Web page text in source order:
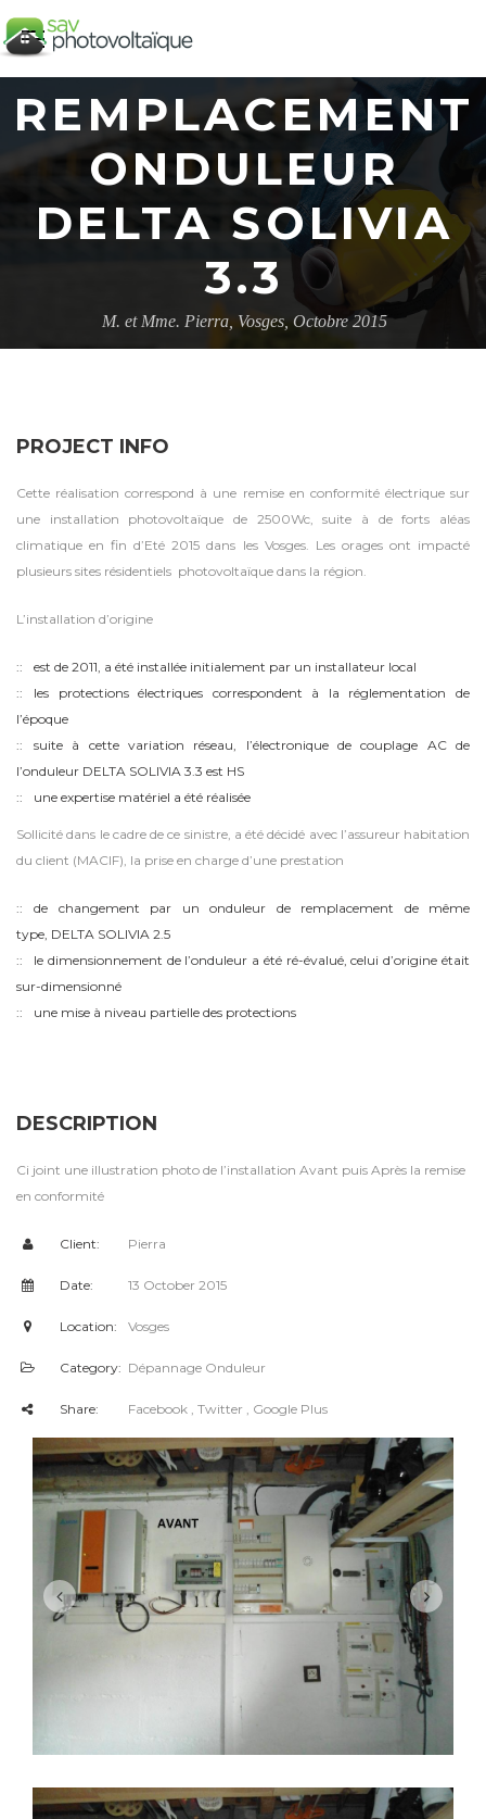
REMPLACEMENT
ONDULEUR
DELTA SOLIVIA
3.3
M. et Mme. Pierra, Vosges, Octobre 2015
PROJECT INFO
Cette réalisation correspond à une remise en conformité électrique sur
une installation photovoltaïque de 2500Wc, suite à de forts aléas
climatique en fin d’Eté 2015 dans les Vosges. Les orages ont impacté
plusieurs sites résidentiels photovoltaïque dans la région.
L’installation d’origine
est de 2011, a été installée initialement par un installateur local
les protections électriques correspondent à la réglementation de
l’époque
suite à cette variation réseau, l’électronique de couplage AC de
l’onduleur DELTA SOLIVIA 3.3 est HS
une expertise matériel a été réalisée
Sollicité dans le cadre de ce sinistre, a été décidé avec l’assureur habitation
du client (MACIF), la prise en charge d’une prestation
de changement par un onduleur de remplacement de même
type, DELTA SOLIVIA 2.5
le dimensionnement de l’onduleur a été ré-évalué, celui d’origine était
sur-dimensionné
une mise à niveau partielle des protections
DESCRIPTION
Ci joint une illustration photo de l’installation Avant puis Après la remise
en conformité
Client: Pierra
Date: 13 October 2015
Location: Vosges
Category: Dépannage Onduleur
Share: Facebook , Twitter , Google Plus